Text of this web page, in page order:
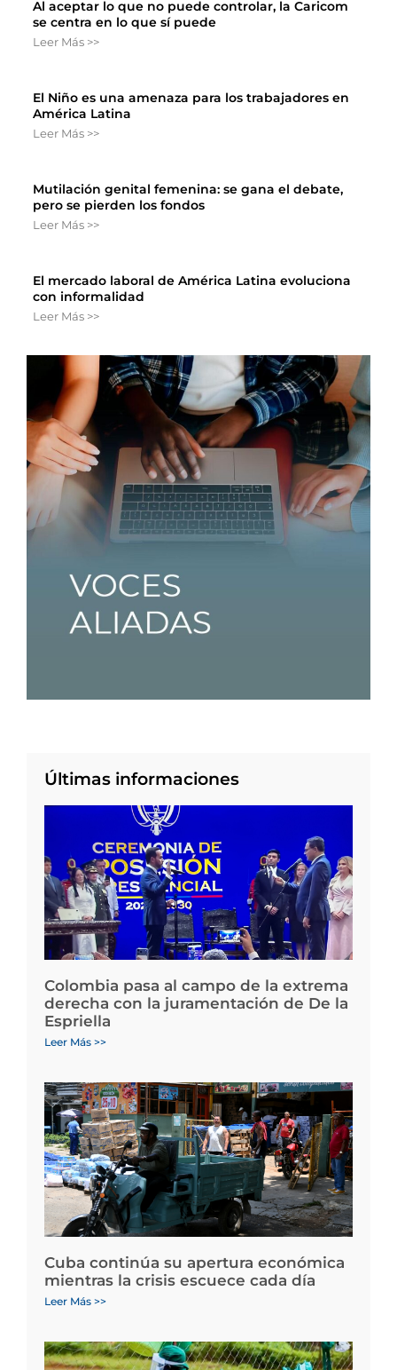
Al aceptar lo que no puede controlar, la Caricom
se centra en lo que sí puede
Leer Más >>
El Niño es una amenaza para los trabajadores en
América Latina
Leer Más >>
Mutilación genital femenina: se gana el debate,
pero se pierden los fondos
Leer Más >>
El mercado laboral de América Latina evoluciona
con informalidad
Leer Más >>
Últimas informaciones
Colombia pasa al campo de la extrema
derecha con la juramentación de De la
Espriella
Leer Más >>
Cuba continúa su apertura económica
mientras la crisis escuece cada día
Leer Más >>